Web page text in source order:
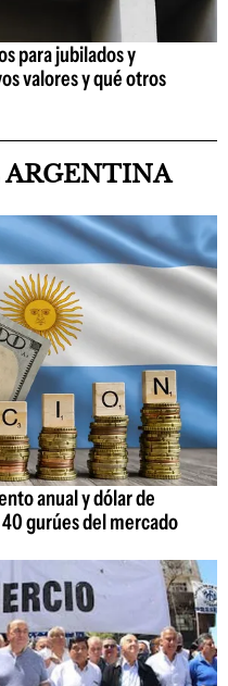
para jubilados y
valores y qué otros
anual y dólar de
gurúes del mercado